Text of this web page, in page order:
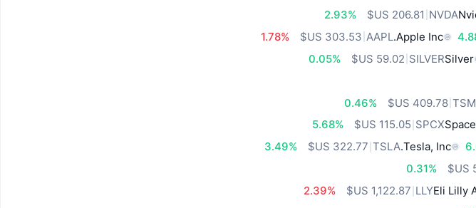
NVDA
2.93%
Apple Inc.
AAPL
1.78%
Silver
SILVER
0.05%
TSM
‏409.78 US$
0.46%
SPCX
5.68%
Tesla, Inc.
TSLA
3.49%
0.31%
Eli Lilly
LLY
2.39%